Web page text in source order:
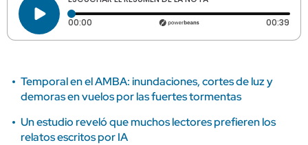
00:00 Tiempo transcurrido: 0 segundos 00:39
Temporal en el AMBA: inundaciones, cortes de luz y
demoras en vuelos por las fuertes tormentas
Un estudio reveló que muchos lectores prefieren los
relatos escritos por IA